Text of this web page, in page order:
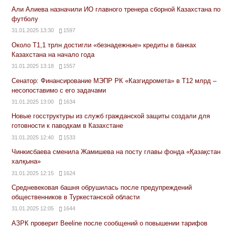
Али Алиева назначили ИО главного тренера сборной Казахстана по
футболу
31.01.2025 13:30 1597
Около Т1,1 трлн достигли «безнадежные» кредиты в банках
Казахстана на начало года
31.01.2025 13:18 1557
Сенатор: Финансирование МЭПР РК «Казгидромета» в Т12 млрд –
несопоставимо с его задачами
31.01.2025 13:00 1634
Новые госструктуры из служб гражданской защиты создали для
готовности к паводкам в Казахстане
31.01.2025 12:40 1533
Чинкисбаева сменила Жамишева на посту главы фонда «Қазақстан
халқына»
31.01.2025 12:15 1624
Средневековая башня обрушилась после предупреждений
общественников в Туркестанской области
31.01.2025 12:05 1644
АЗРК проверит Beeline после сообщений о повышении тарифов